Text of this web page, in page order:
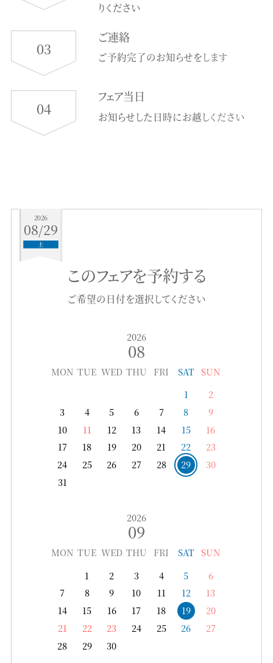
りください
03
ご連絡
ご予約完了のお知らせをします
04
フェア当日
お知らせした日時にお越しください
2026
08/29
土
このフェアを予約する
ご希望の日付を選択してください
2026
08
MON TUE WED THU FRI SAT SUN
1
2
3
4 5 6 7 8
9
10
11 12 13 14 15
16
17
18 19 20 21 22
23
24
25 26 27 28 29
30
31
2026
09
MON TUE WED THU FRI SAT SUN
1
2 3 4 5
6
7
8 9 10 11 12
13
14
15 16 17 18 19
20
21
22 23 24 25 26
27
28
29 30